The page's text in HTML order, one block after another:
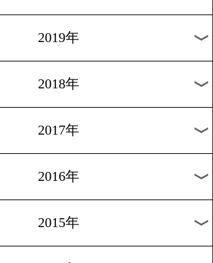
過去のニュース
2025年
2024年